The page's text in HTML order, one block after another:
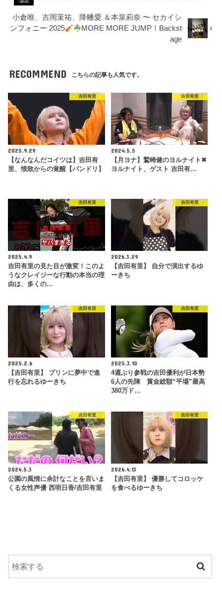
小倉唯、吉岡茉祐、降幡愛 ＆本泉莉奈 〜 セカイシ
ンフォニー 2025
MORE MORE JUMP！Backst
age
RECOMMEND こちらの記事も人気です。
吉田有里
2025.9.29
【なんなんだコイツは】吉田有
里、惜敗からの覚醒【バンドリ】
吉田有里
2024.5.5
【月ヨナ】鷲崎健のヨルナイト✖︎
ヨルナイト、ゲスト 吉田有…
吉田有里
2025.4.9
吉田有里の見た目が激変！このよ
うなクレイジーな行動の本当の理
由は、多くの…
吉田有里
2026.3.29
【吉田有里】 自分で演出するゆ
ーきち
吉田有里
2025.2.6
【吉田有里】 プリンに夢中で進
行を忘れるゆーきち
吉田有里
2025.3.10
4週ぶり参戦の吉田優利が日本勢
6人の先陣 賞金総額“平場”最高
380万ド…
吉田有里
2024.5.3
公園の風情に余計なことを言いま
くる女性声優 西明日香/吉田有里
吉田有里
2026.4.13
【吉田有里】 優勝してコロッケ
を食べるゆーきち